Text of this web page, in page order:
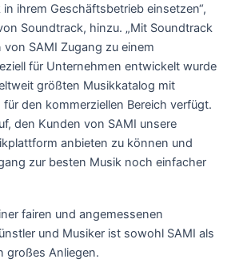
ihrem Geschäftsbetrieb einsetzen“,
Soundtrack, hinzu. „Mit Soundtrack
SAMI Zugang zu einem
für Unternehmen entwickelt wurde
größten Musikkatalog mit
den kommerziellen Bereich verfügt.
den Kunden von SAMI unsere
anbieten zu können und
zur besten Musik noch einfacher
fairen und angemessenen
und Musiker ist sowohl SAMI als
großes Anliegen.